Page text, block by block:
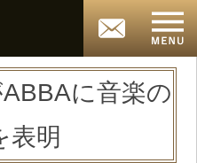
に音楽の
表明